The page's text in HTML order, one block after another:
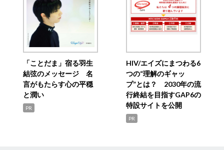
「ことだま」宿る羽生
結弦のメッセージ 名
言がもたらす心の平穏
と潤い
PR
HIV/エイズにまつわる6
つの“理解のギャッ
プ”とは？ 2030年の流
行終結を目指すGAP6の
特設サイトを公開
PR